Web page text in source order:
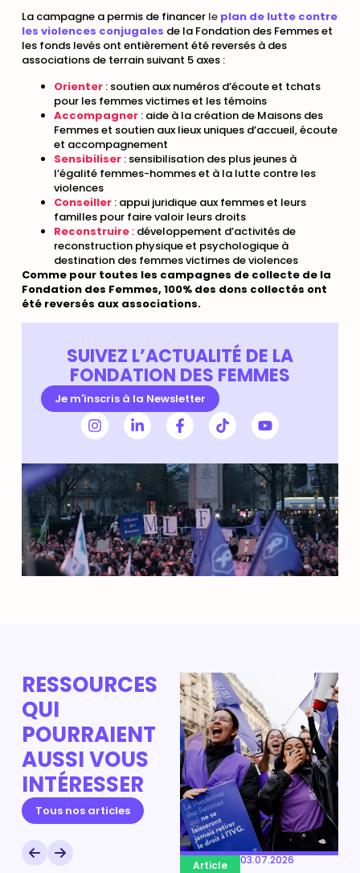
La campagne a permis de financer le plan de lutte contre
les violences conjugales de la Fondation des Femmes et
les fonds levés ont entièrement été reversés à des
associations de terrain suivant 5 axes :
Orienter: soutien aux numéros d’écoute et tchats
pour les femmes victimes et les témoins
Accompagner: aide à la création de Maisons des
Femmes et soutien aux lieux uniques d’accueil, écoute
et accompagnement
Sensibiliser: sensibilisation des plus jeunes à
l’égalité femmes-hommes et à la lutte contre les
violences
Conseiller: appui juridique aux femmes et leurs
familles pour faire valoir leurs droits
Reconstruire: développement d’activités de
reconstruction physique et psychologique à
destination des femmes victimes de violences
Comme pour toutes les campagnes de collecte de la
Fondation des Femmes, 100% des dons collectés ont
été reversés aux associations.
SUIVEZ L’ACTUALITÉ DE LA
FONDATION DES FEMMES
Je m'inscris à la Newsletter
RESSOURCES
QUI
POURRAIENT
AUSSI VOUS
INTÉRESSER
Tous nos articles
Article 19.06.2026
Mobilisation en
toutes les victimes
partout en France le 22 Article 03.07.2026